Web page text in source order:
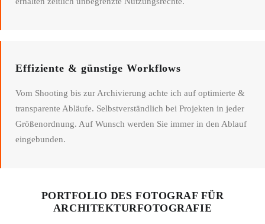
Effiziente & günstige Workflows
Vom Shooting bis zur Archivierung achte ich auf optimierte &
transparente Abläufe. Selbstverständlich bei Projekten in jeder
Größenordnung. Auf Wunsch werden Sie immer in den Ablauf
eingebunden.
PORTFOLIO DES FOTOGRAF FÜR
ARCHITEKTURFOTOGRAFIE